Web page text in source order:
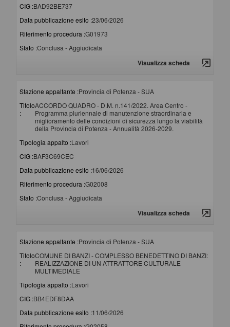
CIG :BAD92BE737
Data pubblicazione esito :23/06/2026
Riferimento procedura :G01973
Stato :Conclusa - Aggiudicata
Visualizza scheda
Stazione appaltante :Provincia di Potenza - SUA
Titolo
:
ACCORDO QUADRO - D.M. n.141/2022. Area Centro -
Programma pluriennale di manutenzione straordinaria e
miglioramento delle condizioni di sicurezza lungo la viabilità
della Provincia di Potenza - Annualità 2026-2029.
Tipologia appalto :Lavori
CIG :BAF3C69CEC
Data pubblicazione esito :16/06/2026
Riferimento procedura :G02008
Stato :Conclusa - Aggiudicata
Visualizza scheda
Stazione appaltante :Provincia di Potenza - SUA
Titolo
:
COMUNE DI BANZI - COMPLESSO BENEDETTINO DI BANZI:
REALIZZAZIONE DI UN ATTRATTORE CULTURALE
MULTIMEDIALE
Tipologia appalto :Lavori
CIG :BB4EDF8DAA
Data pubblicazione esito :11/06/2026